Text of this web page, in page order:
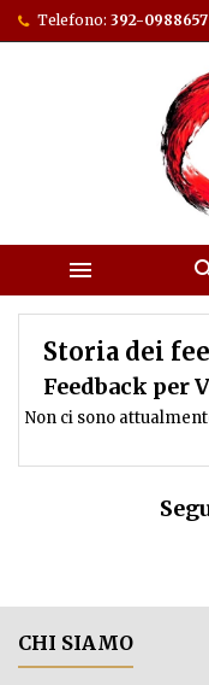
Telefono: 392-0988657

Storia dei
Feedback per
Non ci sono
CHI SIAMO